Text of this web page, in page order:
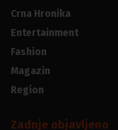
Crna Hronika
Entertainment
Fashion
Magazin
Region
Zadnje objavljeno